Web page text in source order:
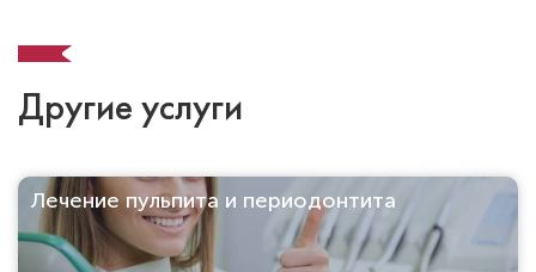
Другие услуги
Лечение пульпита и периодонтита